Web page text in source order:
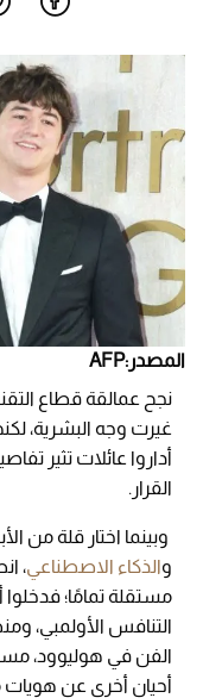
المصدر:AFP
نجح عمالقة قطاع
غيرت وجه البشرية،
أداروا عائلات تثير
القرار.
وبينما اختار قلة من
والذكاء الاصطناعي،
مستقلة تمامًا؛
التنافس الأولمبي،
الفن في هوليوود،
أحيان أخرى عن